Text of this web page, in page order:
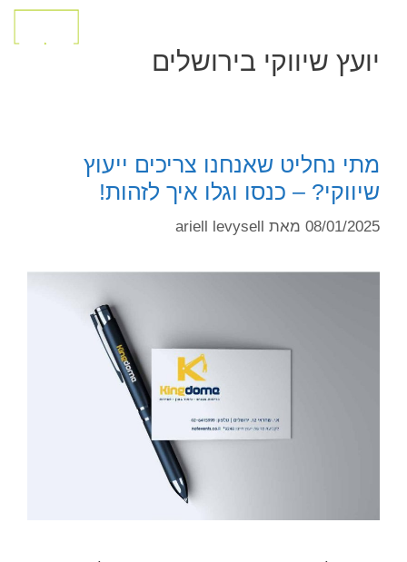
יועץ שיווקי בירושלים
מתי נחליט שאנחנו צריכים ייעוץ
שיווקי? – כנסו וגלו איך לזהות!
08/01/2025 מאת ariell levysell